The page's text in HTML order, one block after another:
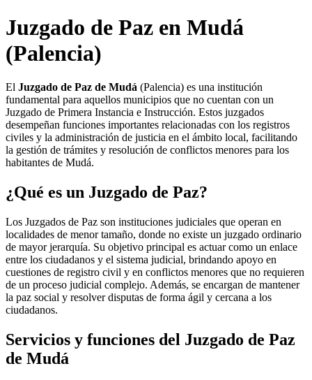
Juzgado de Paz en Mudá
(Palencia)
El Juzgado de Paz de Mudá (Palencia) es una institución
fundamental para aquellos municipios que no cuentan con un
Juzgado de Primera Instancia e Instrucción. Estos juzgados
desempeñan funciones importantes relacionadas con los registros
civiles y la administración de justicia en el ámbito local, facilitando
la gestión de trámites y resolución de conflictos menores para los
habitantes de Mudá.
¿Qué es un Juzgado de Paz?
Los Juzgados de Paz son instituciones judiciales que operan en
localidades de menor tamaño, donde no existe un juzgado ordinario
de mayor jerarquía. Su objetivo principal es actuar como un enlace
entre los ciudadanos y el sistema judicial, brindando apoyo en
cuestiones de registro civil y en conflictos menores que no requieren
de un proceso judicial complejo. Además, se encargan de mantener
la paz social y resolver disputas de forma ágil y cercana a los
ciudadanos.
Servicios y funciones del Juzgado de Paz
de Mudá